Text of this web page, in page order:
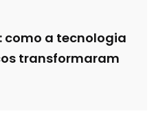
como a tecnologia
transformaram